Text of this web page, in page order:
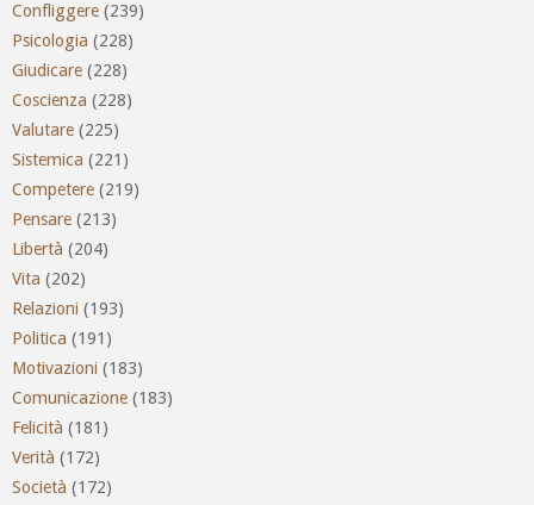
Confliggere (239)
Psicologia (228)
Giudicare (228)
Coscienza (228)
Valutare (225)
Sistemica (221)
Competere (219)
Pensare (213)
Libertà (204)
Vita (202)
Relazioni (193)
Politica (191)
Motivazioni (183)
Comunicazione (183)
Felicità (181)
Verità (172)
Società (172)